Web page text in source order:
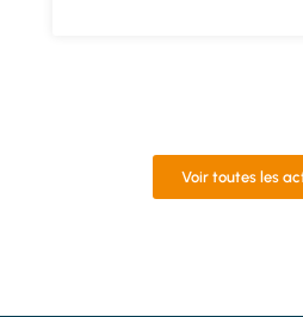
Voir toutes les